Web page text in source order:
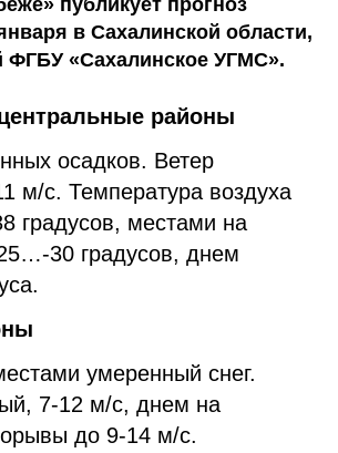
публикует прогноз
в Сахалинской области,
ФГБУ «Сахалинское УГМС».
районы
осадков. Ветер
м/с. Температура воздуха
градусов, местами на
30 градусов, днем
умеренный снег.
7-12 м/с, днем на
до 9-14 м/с.